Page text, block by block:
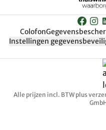
Colofon
Instellingen
Alle prijzen incl. BTW plus